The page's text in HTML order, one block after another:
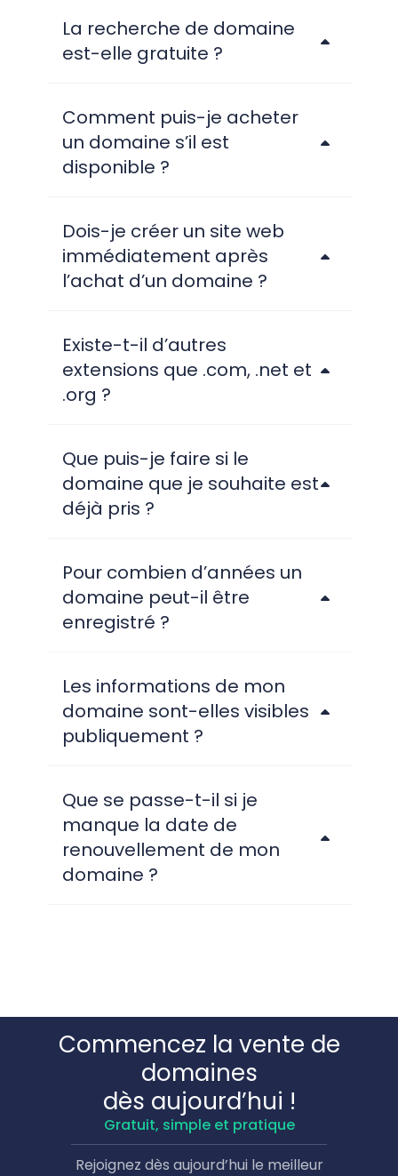
La recherche de domaine
est-elle gratuite ?
Comment puis-je acheter
un domaine s’il est
disponible ?
Dois-je créer un site web
immédiatement après
l’achat d’un domaine ?
Existe-t-il d’autres
extensions que .com, .net et
.org ?
Que puis-je faire si le
domaine que je souhaite est
déjà pris ?
Pour combien d’années un
domaine peut-il être
enregistré ?
Les informations de mon
domaine sont-elles visibles
publiquement ?
Que se passe-t-il si je
manque la date de
renouvellement de mon
domaine ?
Commencez la vente de
domaines
dès aujourd’hui !
Gratuit, simple et pratique
Rejoignez dès aujourd’hui le meilleur